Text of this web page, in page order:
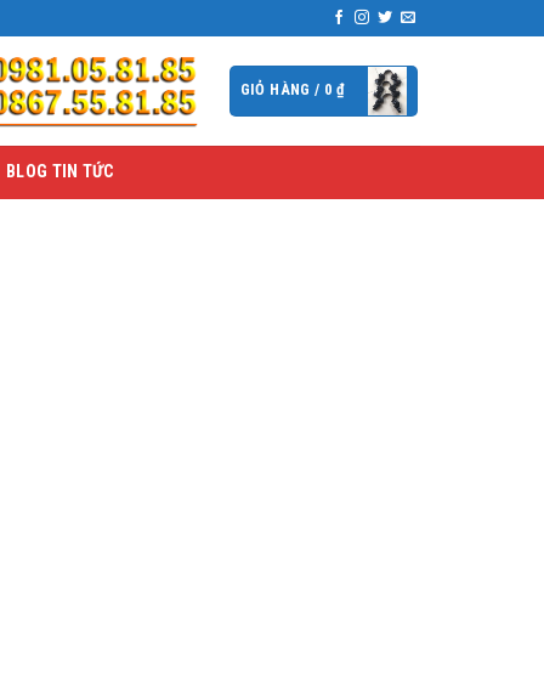
GIỎ HÀNG / 0 ₫
BLOG TIN TỨC